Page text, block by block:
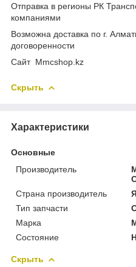
Отправка в регионы РК
Возможна доставка по г.
договоренности
Cайт Mmcshop.kz
Скрыть
Характеристики
Основные
Производитель
Страна производитель
Тип запчасти
Марка
Состояние
Скрыть